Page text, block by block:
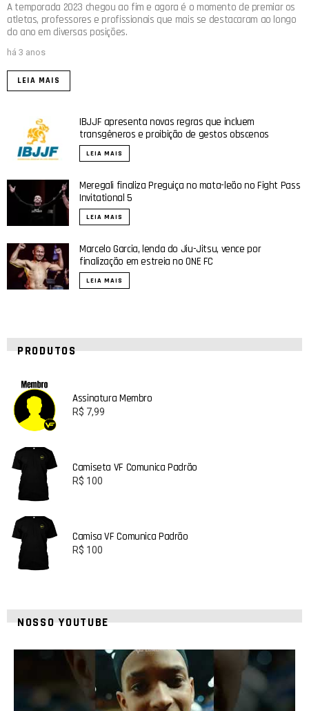
A temporada 2023 chegou ao fim e agora é o momento de premiar os
atletas, professores e profissionais que mais se destacaram ao longo
do ano em diversas posições.
há 3 anos
LEIA MAIS
IBJJF apresenta novas regras que incluem
transgêneros e proibição de gestos obscenos
LEIA MAIS
Meregali finaliza Preguiça no mata-leão no Fight Pass
Invitational 5
LEIA MAIS
Marcelo Garcia, lenda do Jiu-Jitsu, vence por
finalização em estreia no ONE FC
LEIA MAIS
PRODUTOS
Assinatura Membro
R$ 7,99
Camiseta VF Comunica Padrão
R$ 100
Camisa VF Comunica Padrão
R$ 100
NOSSO YOUTUBE